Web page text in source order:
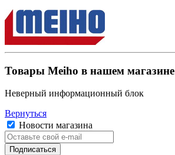
Товары Meiho в нашем магазине
Неверный информационный блок
Вернуться
Новости магазина